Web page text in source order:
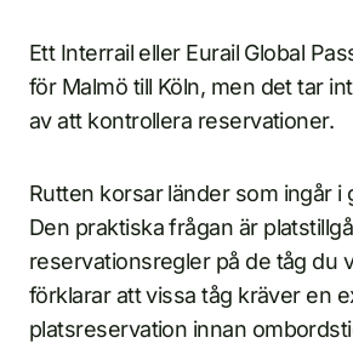
Ett Interrail eller Eurail Global
för Malmö till Köln, men det tar
av att kontrollera reservationer.
Rutten korsar länder som ingår i
Den praktiska frågan är
reservationsregler på de tåg du
förklarar att vissa tåg kräver en
platsreservation innan